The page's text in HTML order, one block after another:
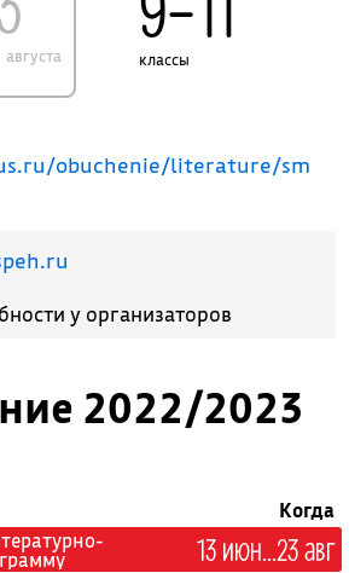
2022/2023
Когда
13 июн...23 авг
августа
классы
obuchenie/literature/sm
у организаторов